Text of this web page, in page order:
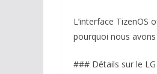
L’interface TizenOS
pourquoi nous
### Détails sur le LG